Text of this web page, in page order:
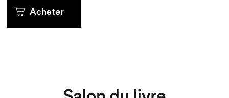
Acheter